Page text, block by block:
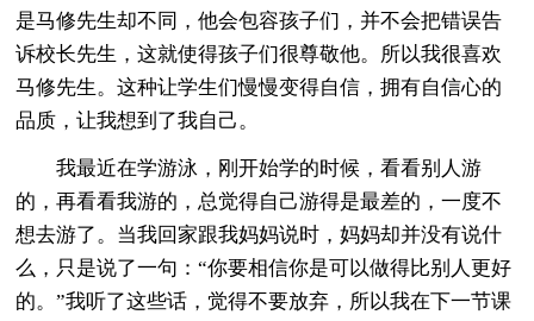
是马修先生却不同，他会包容孩子们，并不会把错误告
诉校长先生，这就使得孩子们很尊敬他。所以我很喜欢
马修先生。这种让学生们慢慢变得自信，拥有自信心的
品质，让我想到了我自己。
我最近在学游泳，刚开始学的时候，看看别人游
的，再看看我游的，总觉得自己游得是最差的，一度不
想去游了。当我回家跟我妈妈说时，妈妈却并没有说什
么，只是说了一句：“你要相信你是可以做得比别人更好
的。”我听了这些话，觉得不要放弃，所以我在下一节课